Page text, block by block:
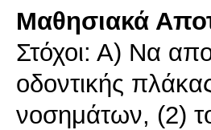
Μαθησιακά
Στόχοι: Α) Να
οδοντικής
νοσημάτων, (2)